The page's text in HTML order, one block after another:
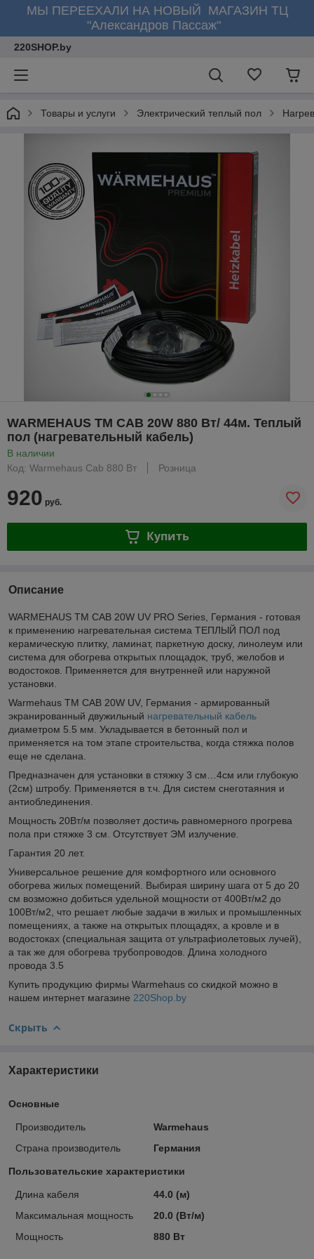
МЫ ПЕРЕЕХАЛИ НА НОВЫЙ МАГАЗИН ТЦ
"Александров Пассаж"
220SHOP.by
Товары и услуги Электрический теплый пол
WARMEHAUS TM CAB 20W 880 Вт/ 44м. Теплый
пол (нагревательный кабель)
В наличии
Код: Warmehaus Cab 880 Вт
Розница
920 руб.
Купить
Описание
WARMEHAUS TM CAB 20W UV PRO Series, Германия - готовая
к применению нагревательная система ТЕПЛЫЙ ПОЛ под
керамическую плитку, ламинат, паркетную доску, линолеум или
система для обогрева открытых площадок, труб, желобов и
водостоков. Применяется для внутренней или наружной
установки.
Warmehaus TM CAB 20W UV, Германия - армированный
экранированный двужильный нагревательный кабель
диаметром 5.5 мм. Укладывается в бетонный пол и
применяется на том этапе строительства, когда стяжка полов
еще не сделана.
Предназначен для установки в стяжку 3 см…4см или глубокую
(2см) штробу. Применяется в т.ч. Для систем снеготаяния и
антиоблединения.
Мощность 20Вт/м позволяет достичь равномерного прогрева
пола при стяжке 3 см. Отсутствует ЭМ излучение.
Гарантия 20 лет.
Универсальное решение для комфортного или основного
обогрева жилых помещений. Выбирая ширину шага от 5 до 20
см возможно добиться удельной мощности от 400Вт/м2 до
100Вт/м2, что решает любые задачи в жилых и промышленных
помещениях, а также на открытых площадях, а кровле и в
водостоках (специальная защита от ультрафиолетовых лучей),
а так же для обогрева трубопроводов. Длина холодного
провода 3.5
Купить продукцию фирмы Warmehaus со скидкой можно в
нашем интернет магазине 220Shop.by
Скрыть
Характеристики
Основные
Производитель
Warmehaus
Страна производитель
Германия
Пользовательские характеристики
Длина кабеля
44.0 (м)
Максимальная мощность
20.0 (Вт/м)
Мощность
880 Вт